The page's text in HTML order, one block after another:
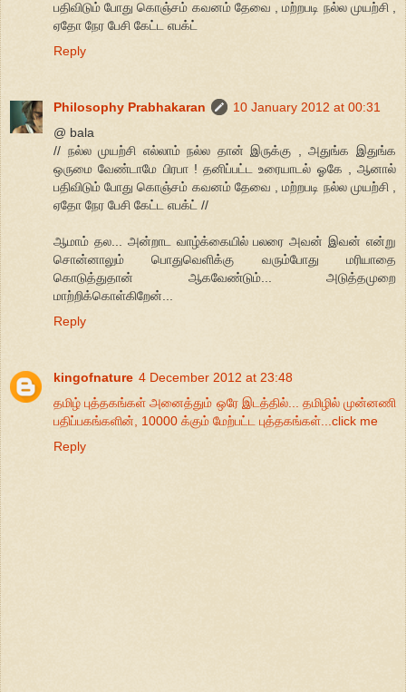
பதிவிடும் போது கொஞ்சம் கவனம் தேவை , மற்றபடி நல்ல முயற்சி ,
ஏதோ நேர பேசி கேட்ட எபக்ட்
Reply
Philosophy Prabhakaran
10 January 2012 at 00:31
@ bala
// நல்ல முயற்சி எல்லாம் நல்ல தான் இருக்கு , அதுங்க இதுங்க
ஒருமை வேண்டாமே பிரபா ! தனிப்பட்ட உரையாடல் ஓகே , ஆனால்
பதிவிடும் போது கொஞ்சம் கவனம் தேவை , மற்றபடி நல்ல முயற்சி ,
ஏதோ நேர பேசி கேட்ட எபக்ட் //
ஆமாம் தல... அன்றாட வாழ்க்கையில் பலரை அவன் இவன் என்று
சொன்னாலும் பொதுவெளிக்கு வரும்போது மரியாதை
கொடுத்துதான் ஆகவேண்டும்... அடுத்தமுறை
மாற்றிக்கொள்கிறேன்...
Reply
kingofnature 4 December 2012 at 23:48
தமிழ் புத்தகங்கள் அனைத்தும் ஒரே இடத்தில்... தமிழில் முன்னணி
பதிப்பகங்களின், 10000 க்கும் மேற்பட்ட புத்தகங்கள்...click me
Reply